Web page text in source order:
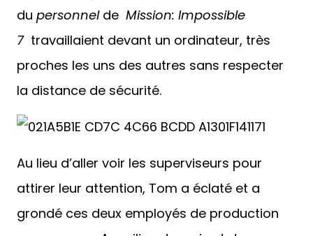
du personnelde Mission: Impossible
7 travaillaient devant un ordinateur, très
proches les uns des autres sans respecter
la distance de sécurité.
Au lieu d’aller voir les superviseurs pour
attirer leur attention, Tom a éclaté et a
grondé ces deux employés de production